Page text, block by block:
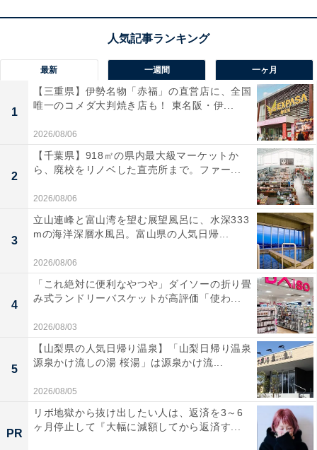
最新 一週間 一ヶ月
1
【三重県】伊勢名物「赤福」の直営店に、全国
唯一のコメダ大判焼き店も！ 東名阪・伊...
2026/08/06
2
【千葉県】918㎡の県内最大級マーケットか
ら、廃校をリノベした直売所まで。ファー...
2026/08/06
3
立山連峰と富山湾を望む展望風呂に、水深333
mの海洋深層水風呂。富山県の人気日帰...
2026/08/06
4
「これ絶対に便利なやつや」ダイソーの折り畳
み式ランドリーバスケットが高評価「使わ...
2026/08/03
5
【山梨県の人気日帰り温泉】「山梨日帰り温泉
源泉かけ流しの湯 桜湯」は源泉かけ流...
2026/08/05
PR
リボ地獄から抜け出したい人は、返済を3～6
ヶ月停止して『大幅に減額してから返済す...